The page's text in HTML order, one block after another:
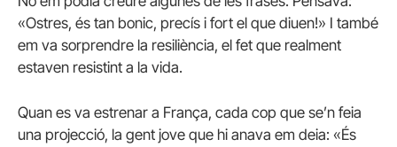
«Ostres, és tan bonic, precís i fort el que diuen!» I també
em va sorprendre la resiliència, el fet que realment
estaven resistint a la vida.
Quan es va estrenar a França, cada cop que se’n feia
una projecció, la gent jove que hi anava em deia: «És